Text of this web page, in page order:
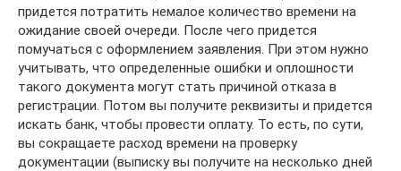
придется потратить немалое количество времени на
ожидание своей очереди. После чего придется
помучаться с оформлением заявления. При этом нужно
учитывать, что определенные ошибки и оплошности
такого документа могут стать причиной отказа в
регистрации. Потом вы получите реквизиты и придется
искать банк, чтобы провести оплату. То есть, по сути,
вы сокращаете расход времени на проверку
документации (выписку вы получите на несколько дней